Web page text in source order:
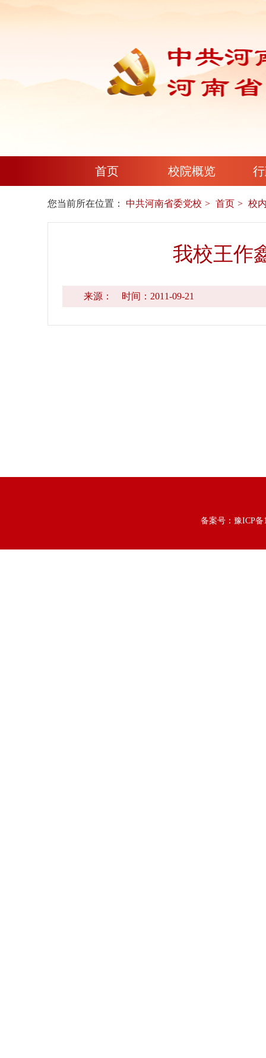
首页 校院概览
您当前所在位置： 中共河南省委党校 首页 校
我校王作
来源： 时间：2011-09-21
备案号： 豫ICP备